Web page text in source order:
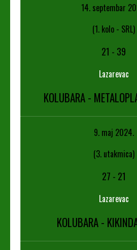
14. septembar
(1. kolo - SRL)
21 - 39
Lazarevac
KOLUBARA -
9. maj 2024.
(3. utakmica)
27 - 21
Lazarevac
KOLUBARA -